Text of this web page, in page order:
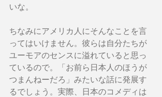
いな。
ちなみにアメリカ人にそんなことを言
ってはいけません。彼らは自分たちが
ユーモアのセンスに溢れていると思っ
ているので。「お前ら日本人のほうが
つまんねーだろ」みたいな話に発展す
るでしょう。実際、日本のコメディは